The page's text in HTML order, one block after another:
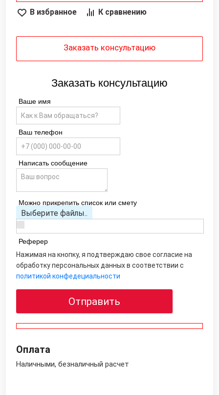
В избранное К сравнению
Заказать консультацию
Заказать консультацию
Ваше имя
Ваш телефон
Написать сообщение
Можно прикрепить список или смету
Выберите файлы..
Реферер
Нажимая на кнопку, я подтверждаю свое согласие на
обработку персональных данных в соответствии с
политикой конфедециальности
Отправить
Оплата
Наличными, безналичный расчет